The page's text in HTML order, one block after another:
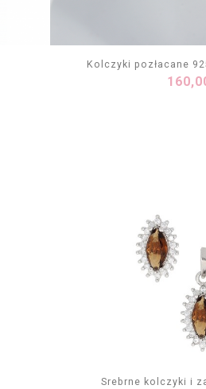
Kolczyki pozłacane
Cena
DODAJ DO
Srebrne kolczyki i